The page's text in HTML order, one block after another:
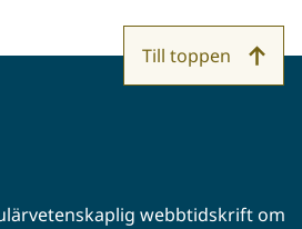
webbtidskrift om
Till toppen